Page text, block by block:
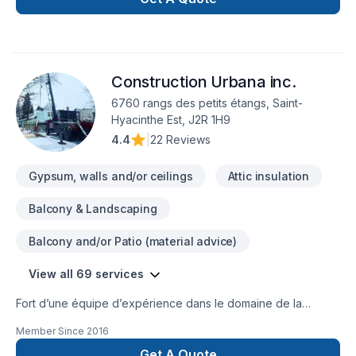
nos réalisations au www.leblond.pro .Au plaisir de vous
Construction Urbana inc.
6760 rangs des petits étangs, Saint-
Hyacinthe Est, J2R 1H9
4.4
22 Reviews
Gypsum, walls and/or ceilings Attic insulation
Balcony & Landscaping
Balcony and/or Patio (material advice)
View all 69 services
Fort d’une équipe d’expérience dans le domaine de la
exigences. Notre équipe connaît l’importance de l’efficacité
en milieu de travail. C’est pourquoi nous savons aménager
Member Since 2016